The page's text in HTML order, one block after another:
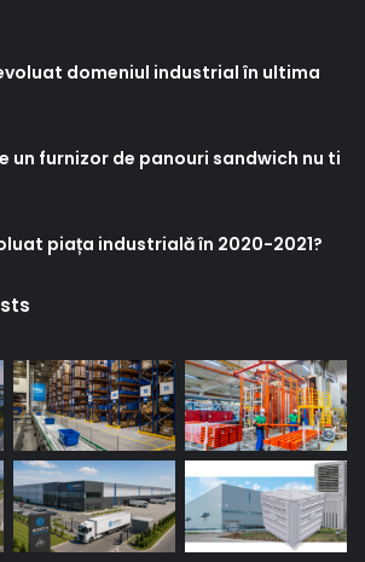
domeniul industrial în ultima
un furnizor de panouri sandwich nu ti
piața industrială în 2020-2021?